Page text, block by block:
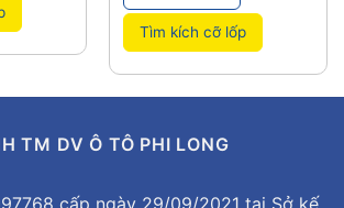
Tìm kích cỡ lốp
TM DV Ô TÔ PHI LONG